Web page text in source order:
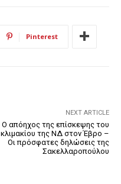
Pinterest
NEXT ARTICLE
O απόηχος της επίσκεψης του
κλιμακίου της ΝΔ στον Έβρο –
Οι πρόσφατες δηλώσεις της
Σακελλαροπούλου